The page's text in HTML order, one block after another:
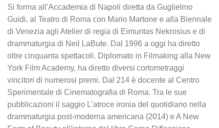
Si forma all’Accademia di Napoli diretta da Guglielmo
Guidi, al Teatro di Roma con Mario Martone e alla Biennale
di Venezia agli Atelier di regia di Eimuntas Nekrosius e di
drammaturgia di Neil LaBute. Dal 1996 a oggi ha diretto
oltre cinquanta spettacoli. Diplomato in Filmaking alla New
York Film Academy, ha diretto diversi cortometraggi
vincitori di numerosi premi. Dal 214 è docente al Centro
Sperimentale di Cinematografia di Roma. Tra le sue
pubblicazioni il saggio L’atroce ironia del quotidiano nella
drammaturgia post-moderna americana (2014) e A New